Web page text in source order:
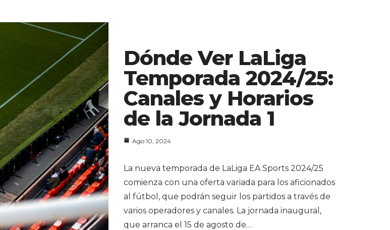
Dónde Ver LaLiga
Temporada 2024/25:
Canales y Horarios
de la Jornada 1
Ago 10, 2024
La nueva temporada de LaLiga EA Sports 2024/25
comienza con una oferta variada para los aficionados
al fútbol, que podrán seguir los partidos a través de
varios operadores y canales. La jornada inaugural,
que arranca el 15 de agosto de…